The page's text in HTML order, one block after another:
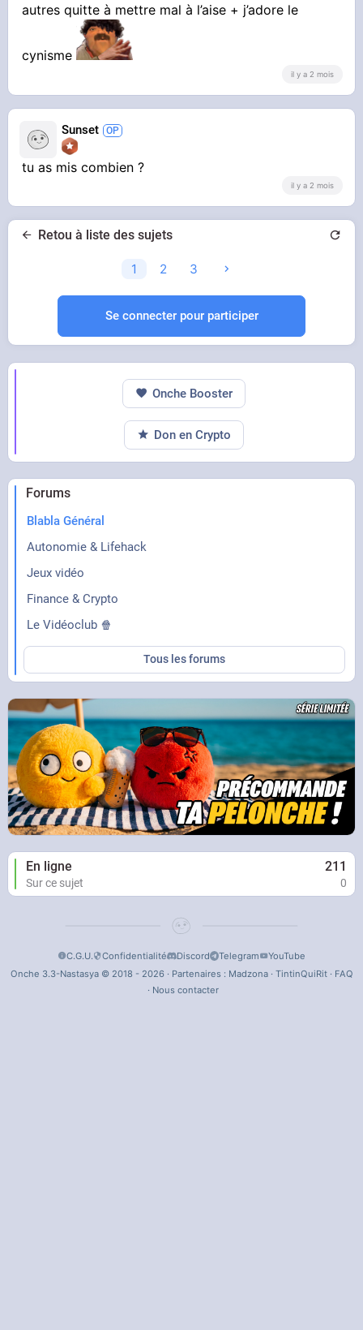
autres quitte à mettre mal à l’aise + j’adore le
cynisme
il y a 2 mois
Sunset
tu as mis combien ?
il y a 2 mois
Retou à liste des sujets
1 2 3
Se connecter pour participer
Forums
Blabla Général
Autonomie & Lifehack
Jeux vidéo
Finance & Crypto
Le Vidéoclub 🍿
Tous les forums
En ligne 211
Sur ce sujet 0
Onche Booster
Don en Crypto
C.G.U. Confidentialité Discord Telegram
YouTube
Onche 3.3-Nastasya © 2018 - 2026 · Partenaires : Madzona· TintinQuiRit· FAQ
· Nous contacter